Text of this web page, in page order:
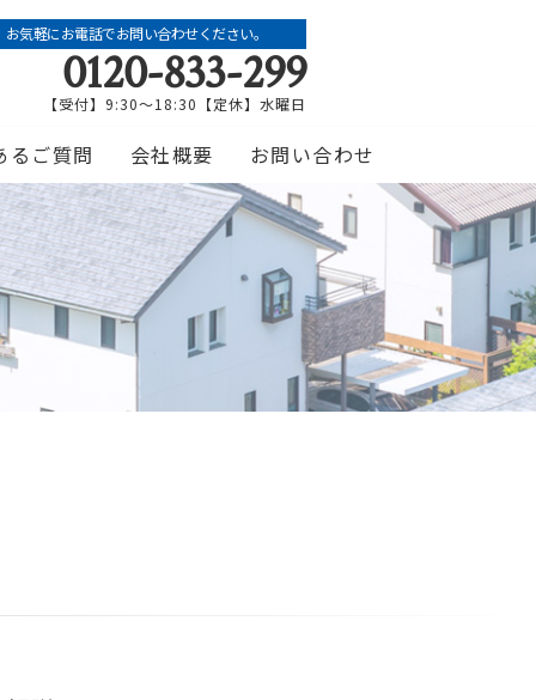
お気軽にお電話でお問い合わせください。
0120-833-299
【受付】9:30～18:30【定休】水曜日
るご質問 会社概要 お問い合わせ